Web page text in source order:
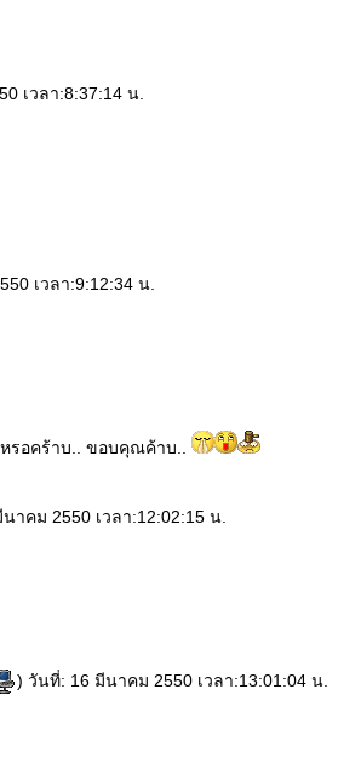
เวลา:8:37:14 น.
เวลา:9:12:34 น.
รอคร้าบ.. ขอบคุณค้าบ..
าคม 2550 เวลา:12:02:15 น.
) วันที่: 16 มีนาคม 2550 เวลา:13:01:04 น.